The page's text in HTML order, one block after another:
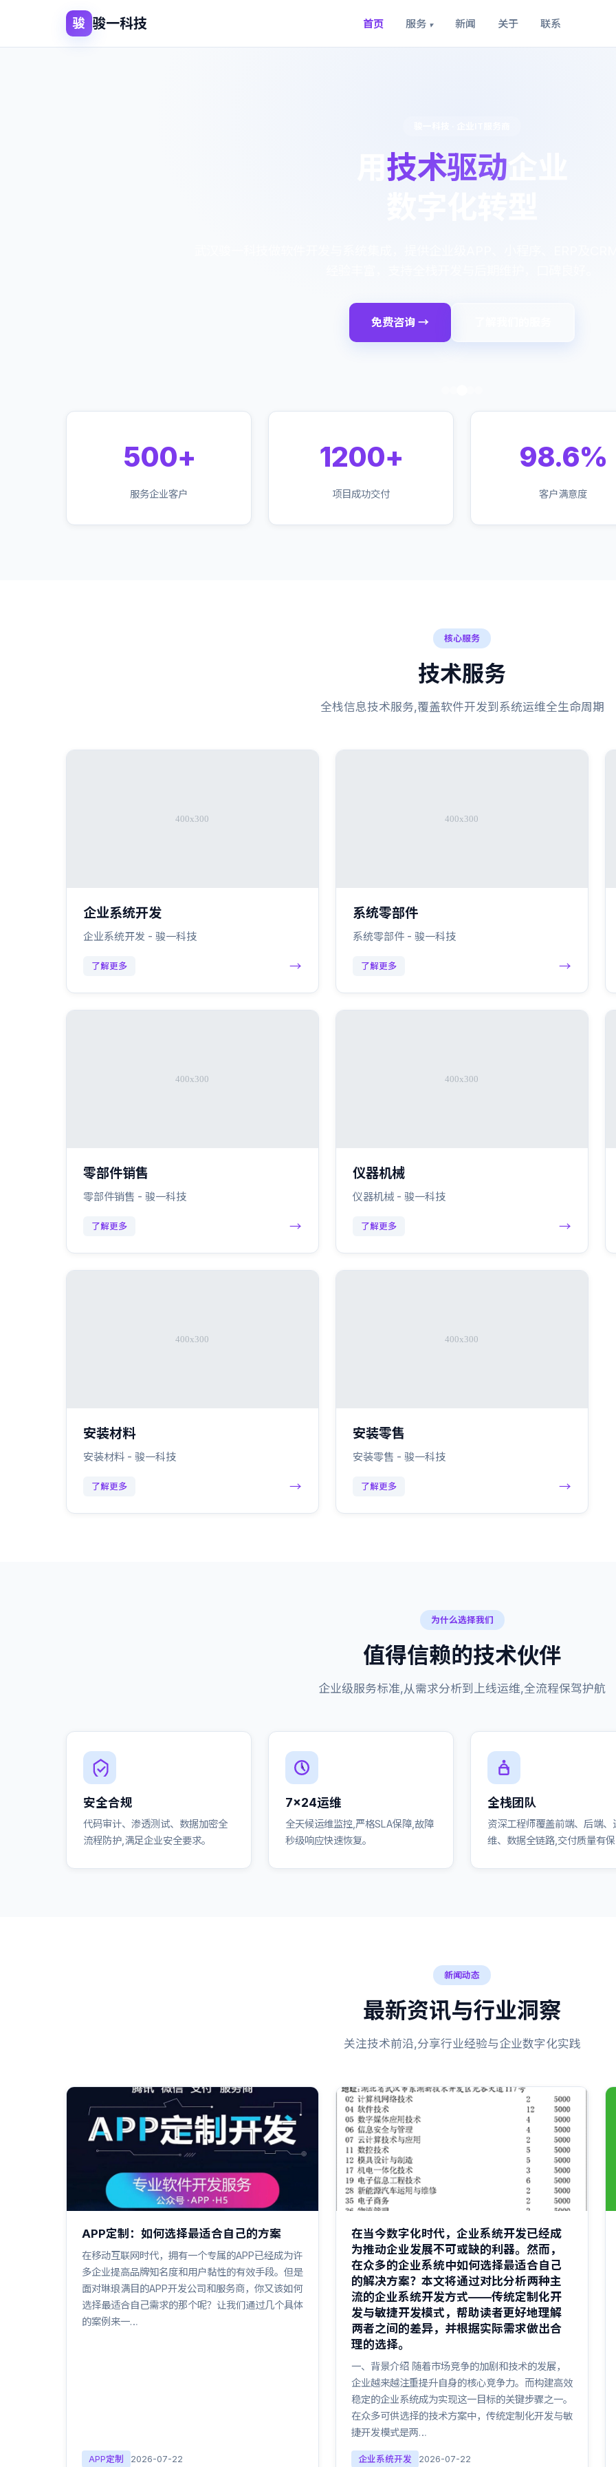
骏 骏一科技 首页 服务 ▾ 新闻 关于 联系
技术驱动
免费咨询 →
500+
服务企业客户
1200+
项目成功交付
98.6%
客户满意度
核心服务
技术服务
全栈信息技术服务,覆盖软件开发到系统运维全生命周期
企业系统开发
企业系统开发 - 骏一科技
了解更多 →
系统零部件
系统零部件 - 骏一科技
了解更多 →
零部件销售
零部件销售 - 骏一科技
了解更多 →
仪器机械
仪器机械 - 骏一科技
了解更多 →
安装材料
安装材料 - 骏一科技
了解更多 →
安装零售
安装零售 - 骏一科技
了解更多 →
为什么选择我们
值得信赖的技术伙伴
企业级服务标准,从需求分析到上线运维,全流程保驾护航
安全合规
代码审计、渗透测试、数据加密全
流程防护,满足企业安全要求。
7×24运维
全天候运维监控,严格SLA保障,故障
秒级响应快速恢复。
全栈团队
资深工程师覆盖前端、后端、
维、数据全链路,交付质量有
新闻动态
最新资讯与行业洞察
关注技术前沿,分享行业经验与企业数字化实践
APP定制：如何选择最适合自己的方案
在移动互联网时代，拥有一个专属的APP已经成为许
多企业提高品牌知名度和用户黏性的有效手段。但是
面对琳琅满目的APP开发公司和服务商，你又该如何
选择最适合自己需求的那个呢？让我们通过几个具体
的案例来一…
APP定制 2026-07-22
在当今数字化时代，企业系统开发已经成
为推动企业发展不可或缺的利器。然而，
在众多的企业系统中如何选择最适合自己
的解决方案？本文将通过对比分析两种主
流的企业系统开发方式——传统定制化开
发与敏捷开发模式，帮助读者更好地理解
两者之间的差异，并根据实际需求做出合
理的选择。
一、背景介绍 随着市场竞争的加剧和技术的发展，
企业越来越注重提升自身的核心竞争力。而构建高效
稳定的企业系统成为实现这一目标的关键步骤之一。
在众多可供选择的技术方案中，传统定制化开发与敏
捷开发模式是两…
企业系统开发 2026-07-22